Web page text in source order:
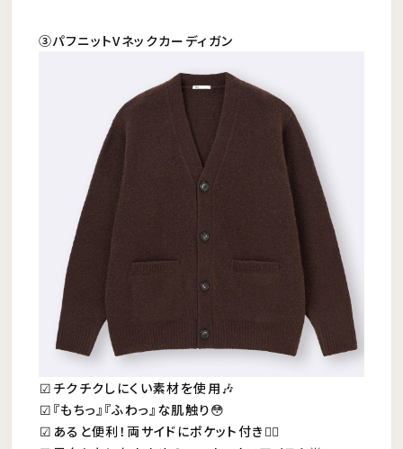
③パフニットVネックカーディガン
︎︎︎︎☑︎チクチクしにくい素材を使用🎶
︎︎︎︎︎︎☑︎『もちっ』『ふわっ』な肌触り😳
︎︎︎︎︎︎☑︎あると便利！両サイドにポケット付き👍🏻